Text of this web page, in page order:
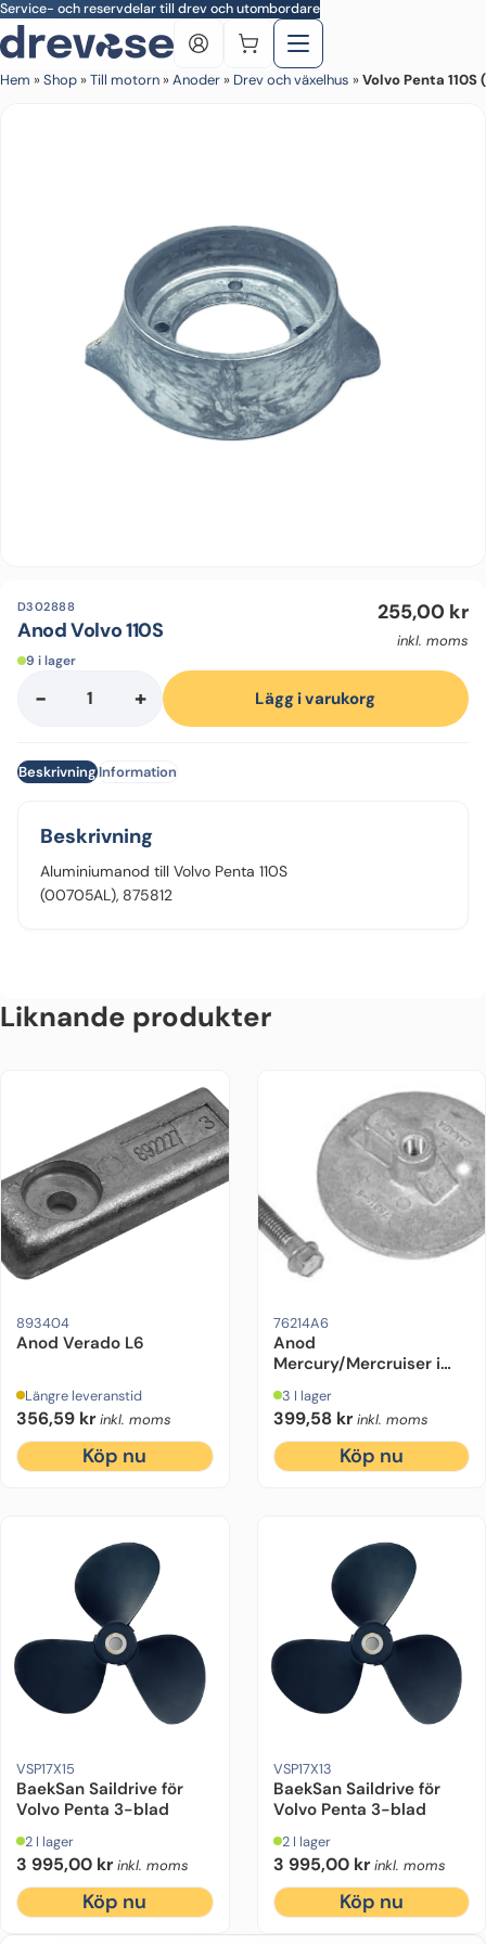
Skip to main content
Service- och reservdelar till drev och utombordare
Hem »Shop »Till motorn »Anoder » Drev och växelhus »Volvo Penta 110S
D302888
Anod Volvo 110S
255,00 kr
inkl. moms
9 i lager
-
Anod
mängd
+ Lägg i varukorg
BeskrivningInformation
Beskrivning
Aluminiumanod till Volvo Penta 110S
(00705AL), 875812
Liknande produkter
893404
Anod Verado L6
Längre leveranstid
356,59 kr inkl. moms
Köp nu
76214A6
Anod
Mercury/Mercruiser i
magnesium
3 I lager
399,58 kr inkl. moms
Köp nu
VSP17X15
BaekSan Saildrive för
Volvo Penta 3-blad
2 I lager
3 995,00 kr inkl. moms
Köp nu
VSP17X13
BaekSan Saildrive för
Volvo Penta 3-blad
2 I lager
3 995,00 kr inkl. moms
Köp nu